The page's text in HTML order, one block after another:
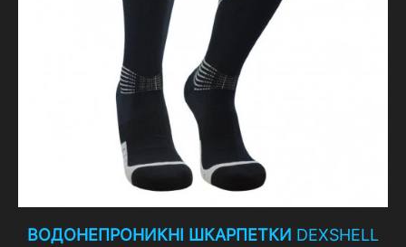
ВОДОНЕПРОНИКНІ ШКАРПЕТКИ DEXSHELL